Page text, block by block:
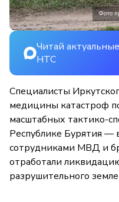
Фото
Читай
НТС
Специалисты
медицины катастроф
масштабных тактико-
Республике Бурятия —
сотрудниками МВД и
отработали
разрушительного